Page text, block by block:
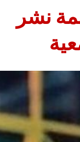
أيام بتهمة نشر